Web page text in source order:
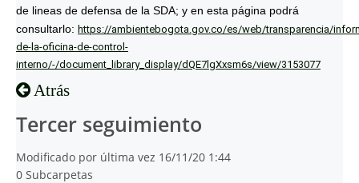
de lineas de defensa de la SDA; y en esta página podrá
consultarlo: https://ambientebogota.gov.co/es/web/transparencia/
de-la-oficina-de-control-
interno/-/document_library_display/dQE7lgXxsm6s/view/3153077
Atrás
Tercer seguimiento
Modificado por última vez 16/11/20 1:44
0 Subcarpetas